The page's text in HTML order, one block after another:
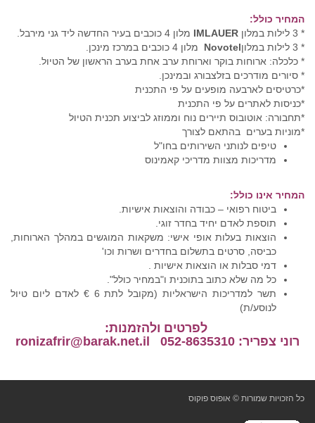
המחיר כולל:
* 3 לילות במלון
IMLAUER מלון 4 כוכבים בעיר החדשה ליד גני מירבל.
* 3 לילות במלון
Novotel מלון 4 כוכבים במרכז מינכן.
* כלכלה: ארוחות בוקר וארוחת ערב אחת בערב הראשון של הטיול.
* סיורים מודרכים בזלצבורג ובמינכן.
*כרטיסים לארבעה מופעים על פי התכנית
*כניסות לאתרים על פי התכנית
*תחבורה: אוטובוס תיירים נוח וממוזג לביצוע תכנית הטיול
*מוניות בערים בהתאם לצורך
טיפים לנותני השירותים בחו"ל
מדריכות מצוות מדריכי קאמינוס
המחיר אינו כולל:
ביטוח רפואי – כבודה והוצאות אישיות.
תוספת לאדם יחיד בחדר זוגי.
הוצאות בעלות אופי אישי: משקאות המוגשים במהלך הארוחות,
כביסה, סרטים בתשלום בחדרים ושרות וכו'
דמי סבלות או הוצאות אישיות .
כל מה שלא כתוב בתוכנית ו"במחיר כולל".
תשר למדריכות הישראליות (מקובל לתת 6 € לאדם ליום טיול
לנוסע/ת)
לפרטים ולהזמנות:
רוני צפריר: 052-8635310 ronizafrir@barak.net.il
כל הזכויות שמורות © אופוס פוקוס